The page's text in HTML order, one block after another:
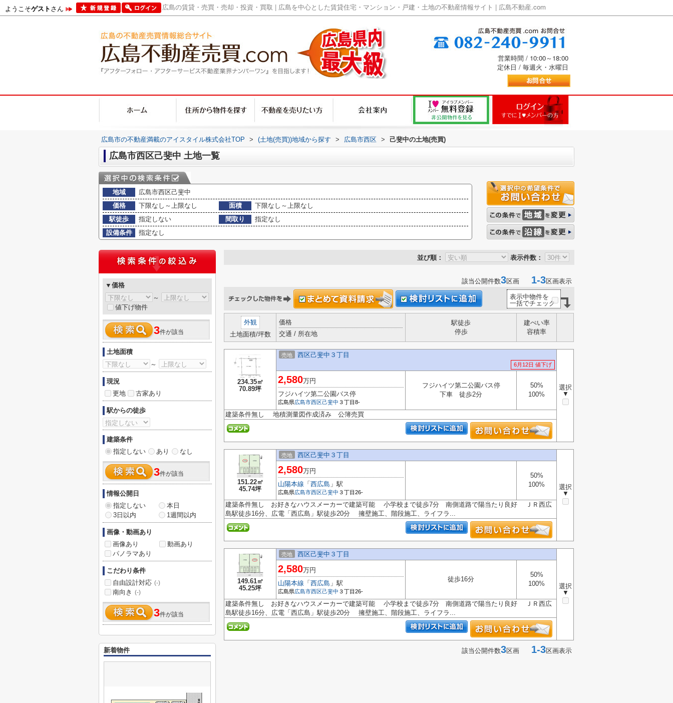
ようこそゲストさん 広島の賃貸・売買・売却・投資・買取 | 広島を中心とした賃貸住宅・マンション・戸建・土地の不動産情報サイト | 広島不動産.com
営業時間 / 10:00～18:00
定休日 / 毎週火・水曜日
広島市の不動産満載のアイスタイル株式会社TOP > (土地(売買))地域から探す > 広島市西区 > 己斐中の土地(売買)
広島市西区己斐中 土地一覧
地域
広島市西区己斐中
価格
下限なし～上限なし 面積
下限なし～上限なし
駅徒歩
指定しない 間取り
指定なし
設備条件
指定なし
並び順： 表示件数：
該当公開件数3区画 1-3区画表示
表示中物件を
一括でチェック
外観
土地面積/坪数
価格
交通 / 所在地
駅徒歩
停歩
建ぺい率
容積率
234.35㎡
70.89坪
売地 西区己斐中３丁目
6月12日 値下げ
選択
▼
2,580万円
フジハイツ第二公園バス停
広島県広島市西区己斐中 ３丁目8-
フジハイツ第二公園バス停
下車 徒歩2分
50%
100%
建築条件無し 地積測量図作成済み 公簿売買
151.22㎡
45.74坪
売地 西区己斐中３丁目
選択
▼
2,580万円
山陽本線 「 西広島 」駅
広島県広島市西区己斐中 ３丁目26-
50%
100%
建築条件無し お好きなハウスメーカーで建築可能 小学校まで徒歩7分 南側道路で陽当たり良好 ＪＲ西広
島駅徒歩16分、広電「西広島」駅徒歩20分 擁壁施工、階段施工、ライフラ...
149.61㎡
45.25坪
売地 西区己斐中３丁目
選択
▼
2,580万円
山陽本線 「 西広島 」駅
広島県広島市西区己斐中 ３丁目26-
徒歩16分
50%
100%
建築条件無し お好きなハウスメーカーで建築可能 小学校まで徒歩7分 南側道路で陽当たり良好 ＪＲ西広
島駅徒歩16分、広電「西広島」駅徒歩20分 擁壁施工、階段施工、ライフラ...
該当公開件数3区画 1-3区画表示
▼価格
～
値下げ物件
3件が該当
土地面積
～
現況
更地
古家あり
駅からの徒歩
建築条件
指定しない
あり なし
3件が該当
情報公開日
指定しない
本日
3日以内
1週間以内
画像・動画あり
画像あり
動画あり
パノラマあり
こだわり条件
自由設計対応 (-)
南向き (-)
3件が該当
新着物件